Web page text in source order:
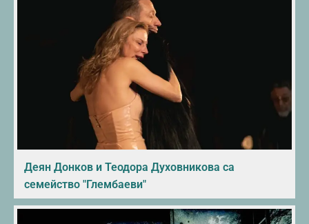
Деян Донков и Теодора Духовникова са
семейство "Глембаеви"